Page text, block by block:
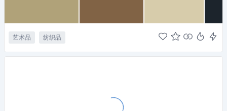
艺术品 纺织品